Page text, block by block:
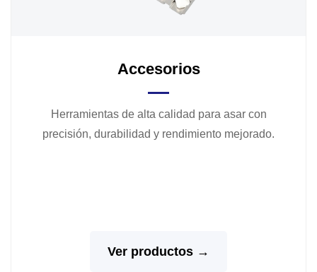
Accesorios
Herramientas de alta calidad para asar con
precisión, durabilidad y rendimiento mejorado.
Ver productos →